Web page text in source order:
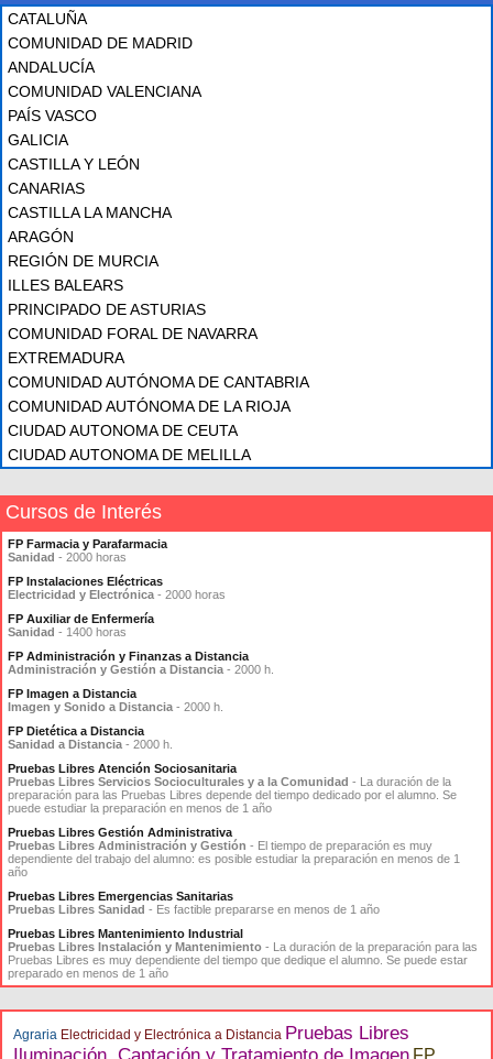
CATALUÑA
COMUNIDAD DE MADRID
ANDALUCÍA
COMUNIDAD VALENCIANA
PAÍS VASCO
GALICIA
CASTILLA Y LEÓN
CANARIAS
CASTILLA LA MANCHA
ARAGÓN
REGIÓN DE MURCIA
ILLES BALEARS
PRINCIPADO DE ASTURIAS
COMUNIDAD FORAL DE NAVARRA
EXTREMADURA
COMUNIDAD AUTÓNOMA DE CANTABRIA
COMUNIDAD AUTÓNOMA DE LA RIOJA
CIUDAD AUTONOMA DE CEUTA
CIUDAD AUTONOMA DE MELILLA
Cursos de Interés
FP Farmacia y Parafarmacia
Sanidad - 2000 horas
FP Instalaciones Eléctricas
Electricidad y Electrónica - 2000 horas
FP Auxiliar de Enfermería
Sanidad - 1400 horas
FP Administración y Finanzas a Distancia
Administración y Gestión a Distancia - 2000 h.
FP Imagen a Distancia
Imagen y Sonido a Distancia - 2000 h.
FP Dietética a Distancia
Sanidad a Distancia - 2000 h.
Pruebas Libres Atención Sociosanitaria
Pruebas Libres Servicios Socioculturales y a la Comunidad - La duración de la
preparación para las Pruebas Libres depende del tiempo dedicado por el alumno. Se
puede estudiar la preparación en menos de 1 año
Pruebas Libres Gestión Administrativa
Pruebas Libres Administración y Gestión - El tiempo de preparación es muy
dependiente del trabajo del alumno: es posible estudiar la preparación en menos de 1
año
Pruebas Libres Emergencias Sanitarias
Pruebas Libres Sanidad - Es factible prepararse en menos de 1 año
Pruebas Libres Mantenimiento Industrial
Pruebas Libres Instalación y Mantenimiento - La duración de la preparación para las
Pruebas Libres es muy dependiente del tiempo que dedique el alumno. Se puede estar
preparado en menos de 1 año
Agraria Electricidad y Electrónica a Distancia Pruebas Libres
FP